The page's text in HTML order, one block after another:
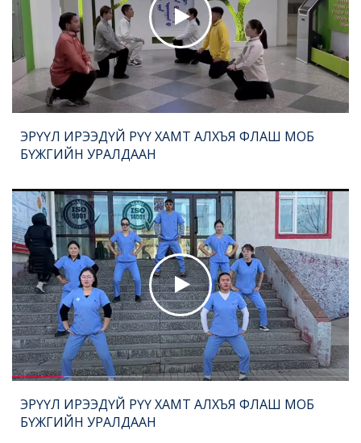
ЭРҮҮЛ ИРЭЭДҮЙ РҮҮ ХАМТ АЛХЪЯ ФЛАШ МОБ
БҮЖГИЙН УРАЛДААН
ЭРҮҮЛ ИРЭЭДҮЙ РҮҮ ХАМТ АЛХЪЯ ФЛАШ МОБ
БҮЖГИЙН УРАЛДААН